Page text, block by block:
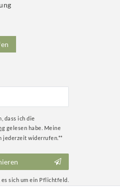
dass ich die
gelesen habe. Meine
jederzeit widerrufen.**
sich um ein Pflichtfeld.